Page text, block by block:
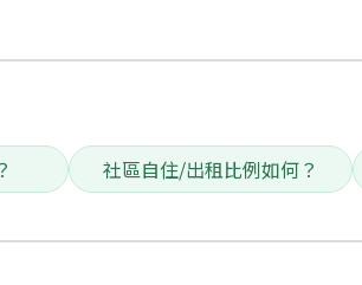
社區自住/出租比例如何？